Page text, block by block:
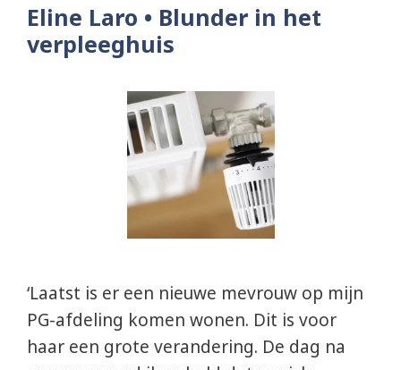
Eline Laro • Blunder in het
verpleeghuis
‘Laatst is er een nieuwe mevrouw op mijn
PG-afdeling komen wonen. Dit is voor
haar een grote verandering. De dag na